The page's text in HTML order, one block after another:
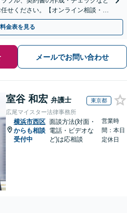
せください。【オンライン相談・電
料金表を見る
メールでお問い合わせ
室谷 和宏 弁護士 東京都
広尾マイスター法律事務所
横浜市西区
からも相談
受付中
面談方法(対面・
電話・ビデオな
ど)は応相談
営業時
間：本日
定休日